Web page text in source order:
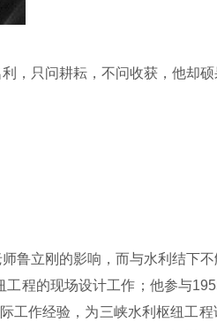
只问耕耘，不问收获，他却硕
立刚的影响，而与水利结下不
程的现场设计工作；他参与
工作经验，为三峡水利枢纽工程